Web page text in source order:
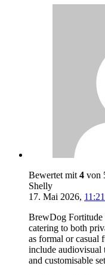
Bewertet mit 4 von
Shelly
17. Mai 2026, 11:21
BrewDog Fortitude
catering to both
as formal or casual
include audiovisual
and customisable